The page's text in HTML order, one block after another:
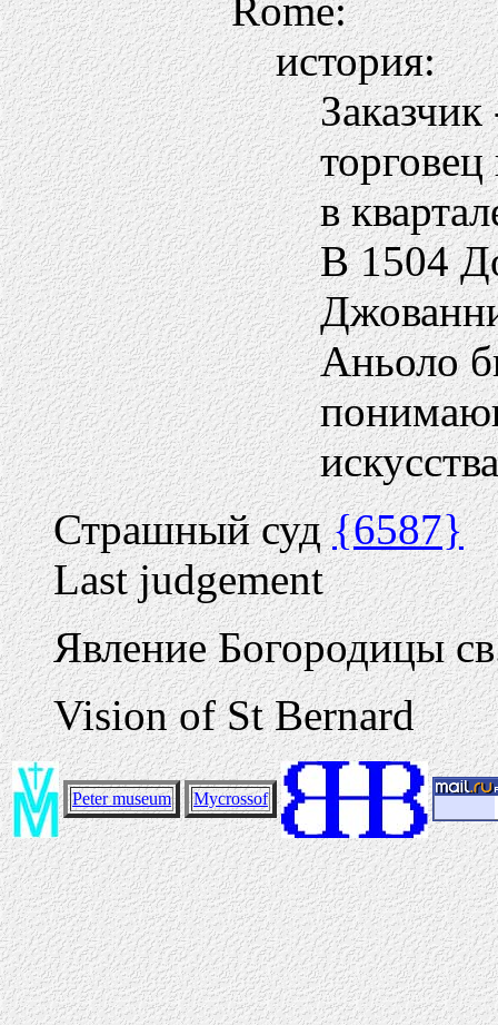
Rome:
история:
в
В 1504
Аньоло
Страшный суд{6587}
Last judgement
Явление Богородицы
Vision of St Bernard
Peter museum Mycrossof